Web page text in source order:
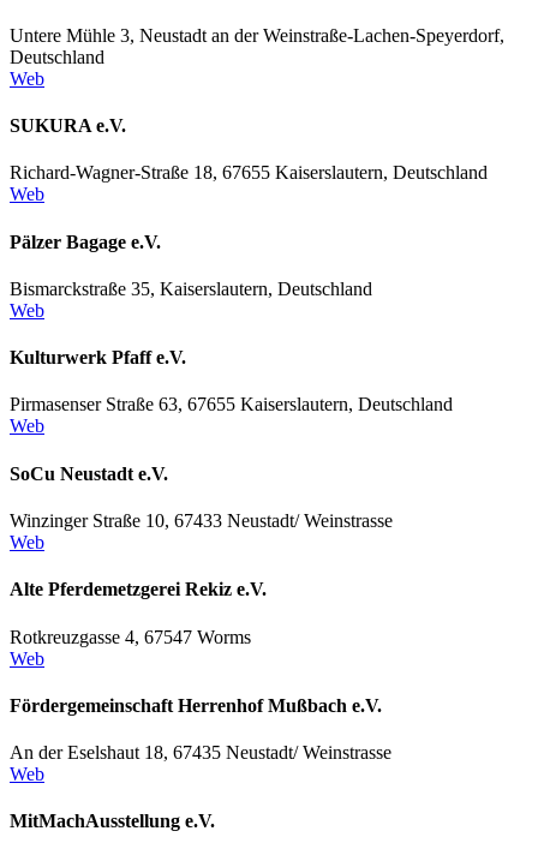
Untere Mühle 3, Neustadt an der Weinstraße-Lachen-Speyerdorf,
Deutschland
Web
SUKURA e.V.
Richard-Wagner-Straße 18, 67655 Kaiserslautern, Deutschland
Web
Pälzer Bagage e.V.
Bismarckstraße 35, Kaiserslautern, Deutschland
Web
Kulturwerk Pfaff e.V.
Pirmasenser Straße 63, 67655 Kaiserslautern, Deutschland
Web
SoCu Neustadt e.V.
Winzinger Straße 10, 67433 Neustadt/ Weinstrasse
Web
Alte Pferdemetzgerei Rekiz e.V.
Rotkreuzgasse 4, 67547 Worms
Web
Fördergemeinschaft Herrenhof Mußbach e.V.
An der Eselshaut 18, 67435 Neustadt/ Weinstrasse
Web
MitMachAusstellung e.V.